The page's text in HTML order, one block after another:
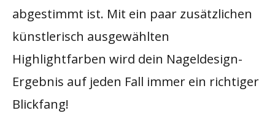
abgestimmt ist. Mit ein paar zusätzlichen
künstlerisch ausgewählten
Highlightfarben wird dein Nageldesign-
Ergebnis auf jeden Fall immer ein richtiger
Blickfang!